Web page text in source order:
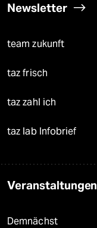
Newsletter
team zukunft
taz frisch
taz zahl ich
taz lab Infobrief
Veranstaltungen
Demnächst